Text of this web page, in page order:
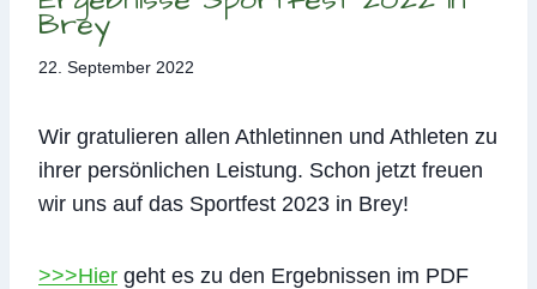
Brey
22. September 2022
Wir gratulieren allen Athletinnen und Athleten zu
ihrer persönlichen Leistung. Schon jetzt freuen
wir uns auf das Sportfest 2023 in Brey!
>>>Hier geht es zu den Ergebnissen im PDF